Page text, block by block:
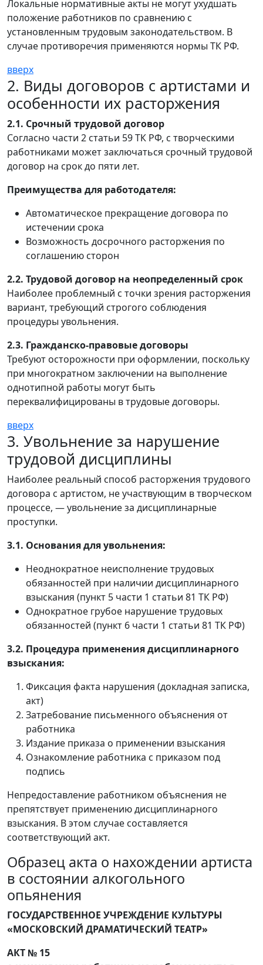
Локальные нормативные акты не могут ухудшать
положение работников по сравнению с
установленным трудовым законодательством. В
случае противоречия применяются нормы ТК РФ.
вверх
2. Виды договоров с артистами и
особенности их расторжения
2.1. Срочный трудовой договор
Согласно части 2 статьи 59 ТК РФ, с творческими
работниками может заключаться срочный трудовой
договор на срок до пяти лет.
Преимущества для работодателя:
Автоматическое прекращение договора по
истечении срока
Возможность досрочного расторжения по
соглашению сторон
2.2. Трудовой договор на неопределенный срок
Наиболее проблемный с точки зрения расторжения
вариант, требующий строгого соблюдения
процедуры увольнения.
2.3. Гражданско-правовые договоры
Требуют осторожности при оформлении, поскольку
при многократном заключении на выполнение
однотипной работы могут быть
переквалифицированы в трудовые договоры.
вверх
3. Увольнение за нарушение
трудовой дисциплины
Наиболее реальный способ расторжения трудового
договора с артистом, не участвующим в творческом
процессе, — увольнение за дисциплинарные
проступки.
3.1. Основания для увольнения:
Неоднократное неисполнение трудовых
обязанностей при наличии дисциплинарного
взыскания (пункт 5 части 1 статьи 81 ТК РФ)
Однократное грубое нарушение трудовых
обязанностей (пункт 6 части 1 статьи 81 ТК РФ)
3.2. Процедура применения дисциплинарного
взыскания:
Фиксация факта нарушения (докладная записка,
акт)
Затребование письменного объяснения от
работника
Издание приказа о применении взыскания
Ознакомление работника с приказом под
подпись
Непредоставление работником объяснения не
препятствует применению дисциплинарного
взыскания. В этом случае составляется
соответствующий акт.
Образец акта о нахождении артиста
в состоянии алкогольного
опьянения
ГОСУДАРСТВЕННОЕ УЧРЕЖДЕНИЕ КУЛЬТУРЫ
«МОСКОВСКИЙ ДРАМАТИЧЕСКИЙ ТЕАТР»
АКТ № 15